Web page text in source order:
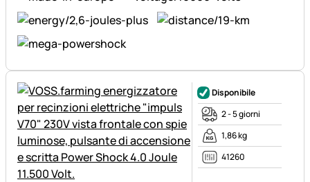
Disponibile
2 - 5 giorni
1,86 kg
41260